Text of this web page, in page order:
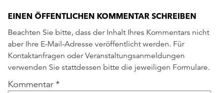
EINEN ÖFFENTLICHEN KOMMENTAR SCHREIBEN
Beachten Sie bitte, dass der Inhalt Ihres Kommentars nicht
aber Ihre E-Mail-Adresse veröffentlicht werden. Für
Kontaktanfragen oder Veranstaltungsanmeldungen
verwenden Sie stattdessen bitte die jeweiligen Formulare.
Kommentar *